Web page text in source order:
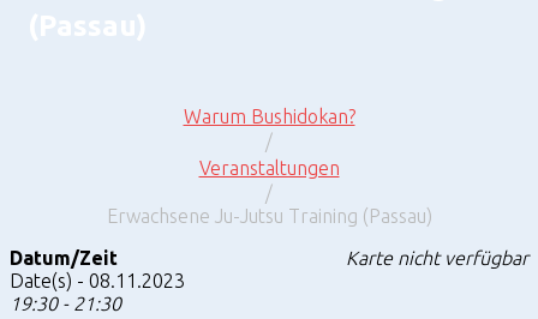
(Passau)
Warum Bushidokan?
/
Veranstaltungen
/
Erwachsene Ju-Jutsu Training (Passau)
Erwachsene
Ju-
Jutsu
Training
(Passau)
Karte nicht verfügbar
Datum/Zeit
Date(s) - 08.11.2023
19:30 - 21:30